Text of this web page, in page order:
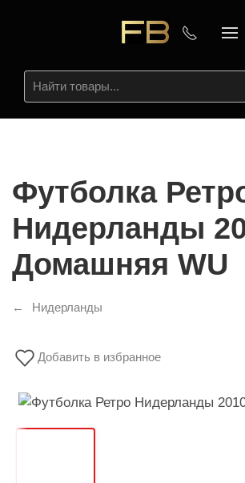
Футболка
Нидерланды
Домашняя WU
Нидерланды
Добавить в избранное